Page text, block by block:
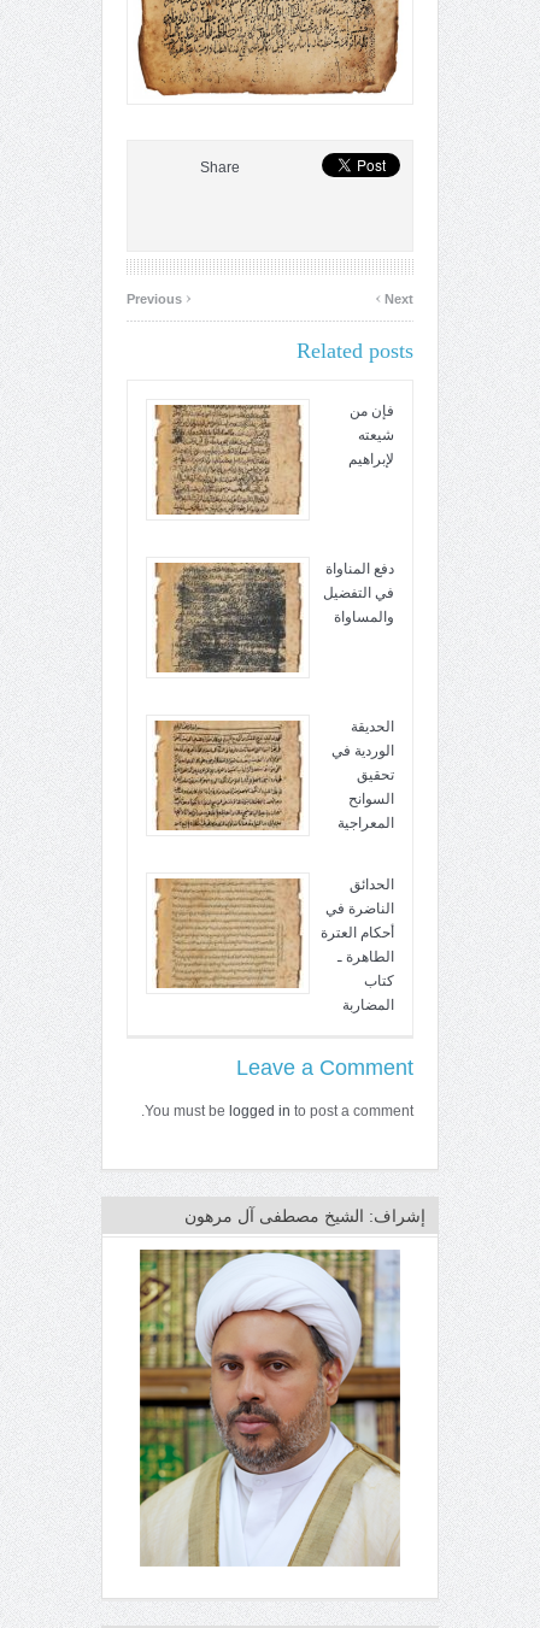
Share
‹ Next
›
Related posts
فإن من
شيعته
لإبراهيم
دفع المناواة
في التفضيل
والمساواة
الحديقة
الوردية في
تحقيق
السوانح
المعراجية
الحدائق
الناضرة في
أحكام العترة
الطاهرة ـ
كتاب
المضاربة
Leave a Comment
You must be logged in to post a comment.
إشراف: الشيخ مصطفى آل مرهون